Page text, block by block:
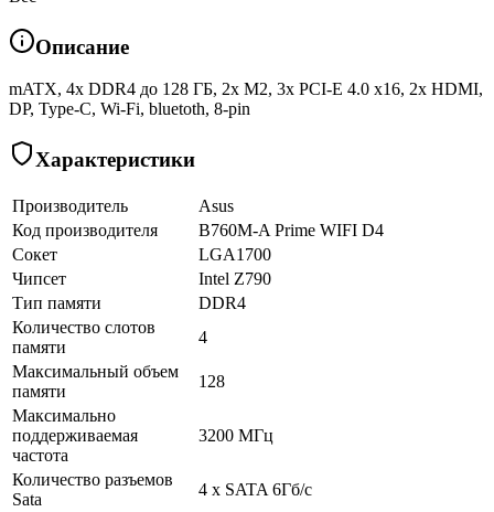
Описание
mATX, 4x DDR4 до 128 ГБ, 2x M2, 3x PCI-E 4.0 x16, 2x HDMI,
DP, Type-C, Wi-Fi, bluetoth, 8-pin
Характеристики
Производитель
Asus
Код производителя
B760M-A Prime WIFI D4
Сокет
LGA1700
Чипсет
Intel Z790
Тип памяти
DDR4
Количество слотов
памяти
4
Максимальный объем
памяти
128
Максимально
поддерживаемая
частота
3200 МГц
Количество разъемов
Sata
4 х SATA 6Гб/с